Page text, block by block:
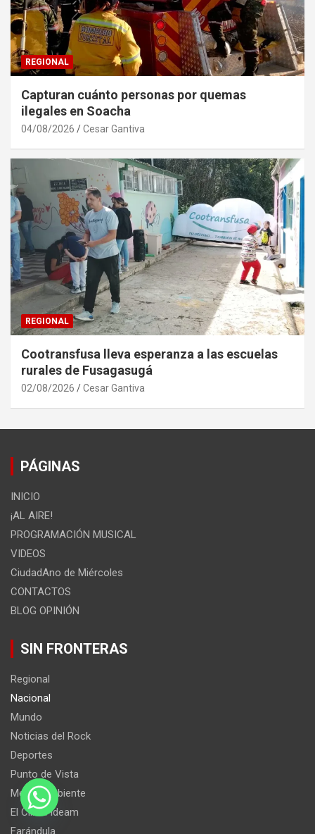
REGIONAL
Capturan cuánto personas por quemas
ilegales en Soacha
04/08/2026 Cesar Gantiva
REGIONAL
Cootransfusa lleva esperanza a las escuelas
rurales de Fusagasugá
02/08/2026 Cesar Gantiva
PÁGINAS
INICIO
¡AL AIRE!
PROGRAMACIÓN MUSICAL
VIDEOS
CiudadAno de Miércoles
CONTACTOS
BLOG OPINIÓN
SIN FRONTERAS
Regional
Nacional
Mundo
Noticias del Rock
Deportes
Punto de Vista
Medio Ambiente
El Clima Ideam
Farándula